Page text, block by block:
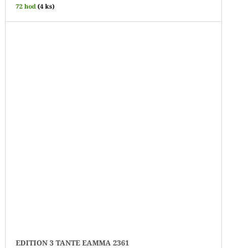
72 hod(4 ks)
EDITION 3 TANTE EAMMA 2361